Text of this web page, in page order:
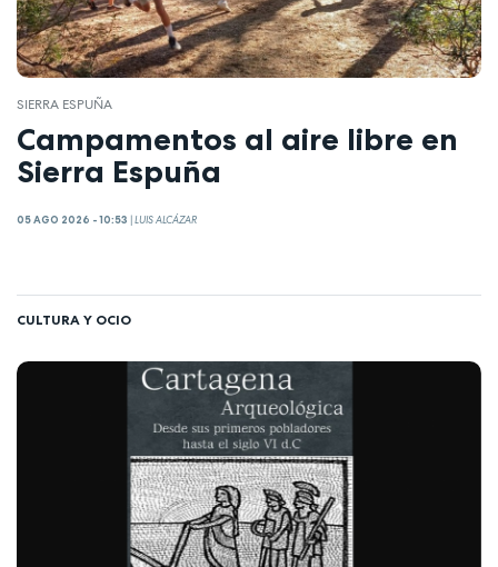
SIERRA ESPUÑA
Campamentos al aire libre en
Sierra Espuña
05 AGO 2026 - 10:53 LUIS ALCÁZAR
CULTURA Y OCIO